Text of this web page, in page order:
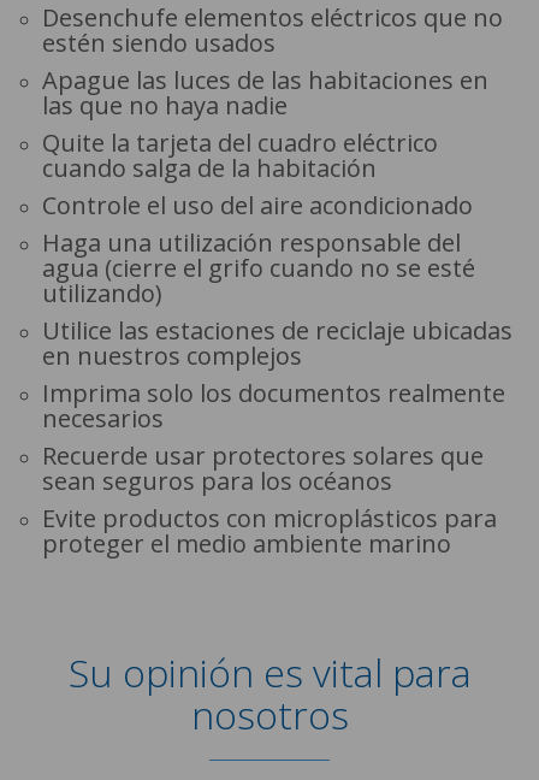
Desenchufe elementos eléctricos que no
estén siendo usados
Apague las luces de las habitaciones en
las que no haya nadie
Quite la tarjeta del cuadro eléctrico
cuando salga de la habitación
Controle el uso del aire acondicionado
Haga una utilización responsable del
agua (cierre el grifo cuando no se esté
utilizando)
Utilice las estaciones de reciclaje ubicadas
en nuestros complejos
Imprima solo los documentos realmente
necesarios
Recuerde usar protectores solares que
sean seguros para los océanos
Evite productos con microplásticos para
proteger el medio ambiente marino
Su opinión es vital para
nosotros